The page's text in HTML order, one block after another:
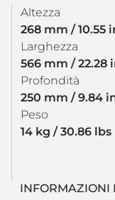
Altezza
268 mm / 10.55
Larghezza
566 mm / 22.28
Profondità
250 mm / 9.84
Peso
14 kg / 30.86 lbs
INFORMAZIONI